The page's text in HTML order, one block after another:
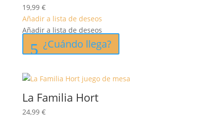
19,99 €
Añadir a lista de deseos
Añadir a lista de deseos
¿Cuándo llega?
La Familia Hort
24,99 €